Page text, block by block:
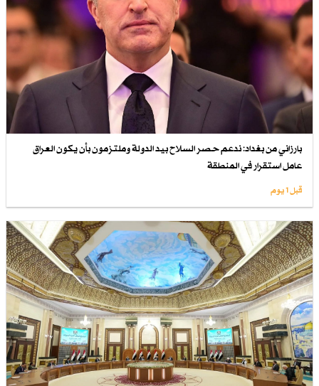
بارزاني من بغداد: ندعم حصر السلاح بيد الدولة وملتزمون بأن يكون العراق
عامل استقرار في المنطقة
قبل 1 یوم